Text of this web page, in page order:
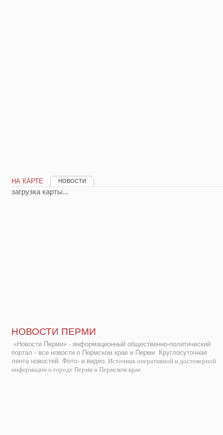
НА КАРТЕ НОВОСТИ
загрузка карты...
НОВОСТИ ПЕРМИ
«Новости Перми» - информационный общественно-политический
портал - все новости о Пермском крае и Перми. Круглосуточная
лента новостей. Фото- и видео. Источник оперативной и достоверной
информации о городе Перми и Пермском крае.